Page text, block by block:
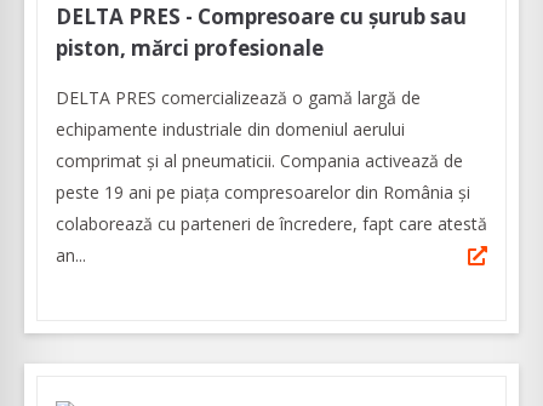
DELTA PRES - Compresoare cu șurub sau
piston, mărci profesionale
DELTA PRES comercializează o gamă largă de
echipamente industriale din domeniul aerului
comprimat și al pneumaticii. Compania activează de
peste 19 ani pe piața compresoarelor din România și
colaborează cu parteneri de încredere, fapt care atestă
an...